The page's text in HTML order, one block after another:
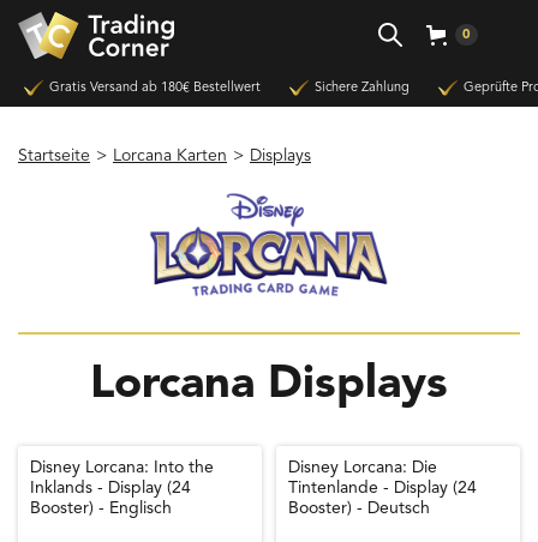
0
Gratis Versand ab 180€ Bestellwert Sichere Zahlung Geprüfte
Startseite > Lorcana Karten > Displays
Lorcana Displays
Disney Lorcana: Into the
Inklands - Display (24
Booster) - Englisch
Disney Lorcana: Die
Tintenlande - Display (24
Booster) - Deutsch